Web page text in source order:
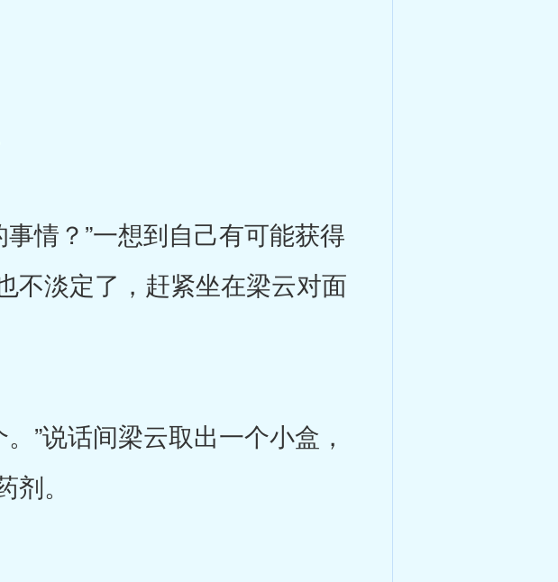
情？”一想到自己有可能获得
不淡定了，赶紧坐在梁云对面
说话间梁云取出一个小盒，
。